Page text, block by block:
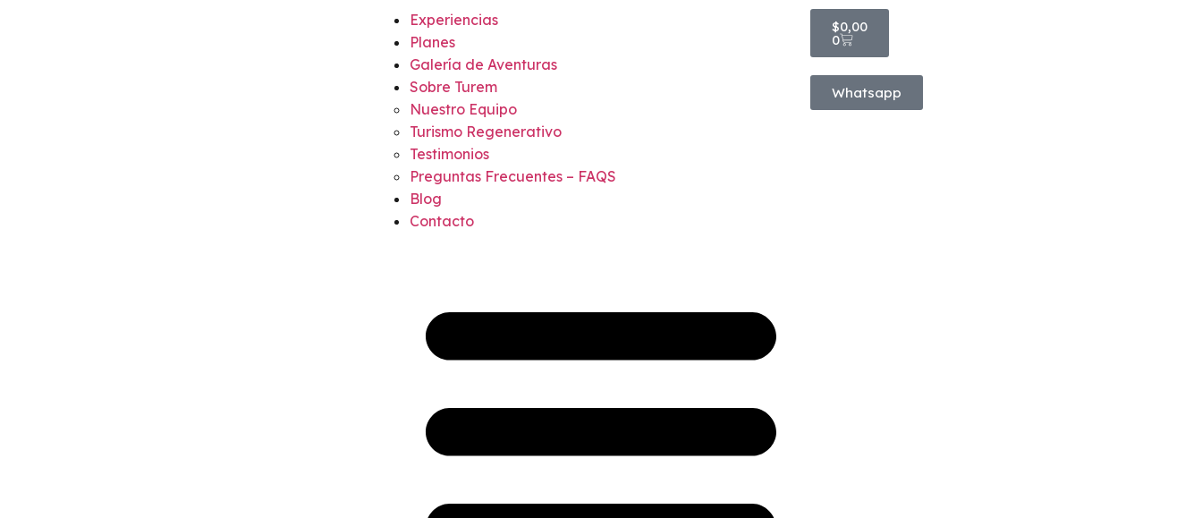
Experiencias
Planes
Galería de Aventuras
Sobre Turem
Nuestro Equipo
Turismo Regenerativo
Testimonios
Preguntas Frecuentes – FAQS
Blog
Contacto
$0,00
0
Whatsapp